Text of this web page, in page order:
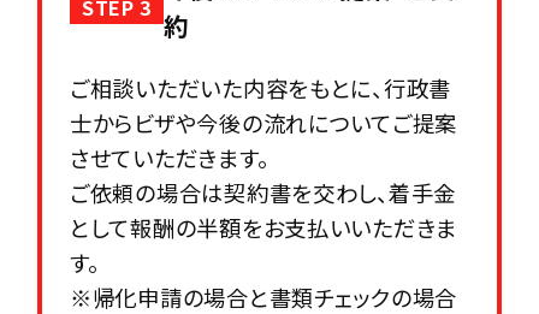
STEP 3 約
ご相談いただいた内容をもとに、行政書
士からビザや今後の流れについてご提案
させていただきます。
ご依頼の場合は契約書を交わし、着手金
として報酬の半額をお支払いいただきま
す。
※帰化申請の場合と書類チェックの場合